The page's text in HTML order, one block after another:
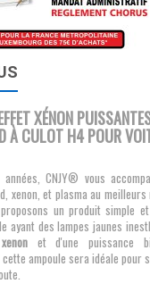
XÉNON
À CULOT H4 POUR
CNJY® vous
xenon, et plasma au
un produit simple
ayant des lampes jaunes
et d'une puissance
cette ampoule sera idéale pour